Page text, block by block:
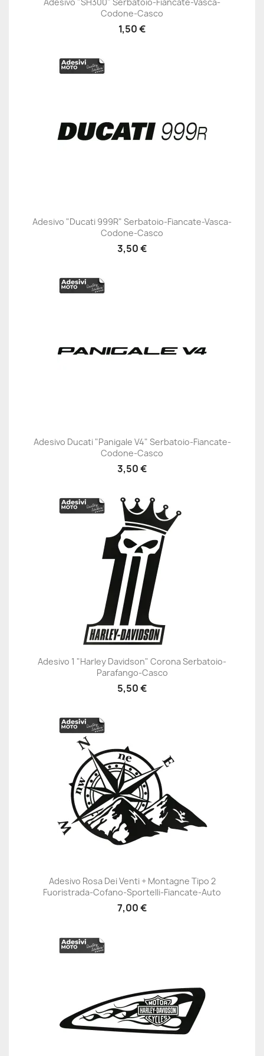
Codone-Casco
1,50 €
Adesivo "Ducati 999R" Serbatoio-Fiancate-Vasca-
Codone-Casco
3,50 €
Adesivo Ducati "Panigale V4" Serbatoio-Fiancate-
Codone-Casco
3,50 €
Adesivo 1 "Harley Davidson" Corona Serbatoio-
Parafango-Casco
5,50 €
Adesivo Rosa Dei Venti + Montagne Tipo 2
Fuoristrada-Cofano-Sportelli-Fiancate-Auto
7,00 €